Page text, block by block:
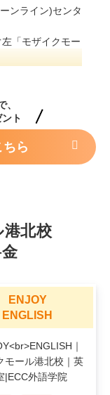
ンライン)センタ
「モザイクモー
ら
北校
ENJOY
ENGLISH